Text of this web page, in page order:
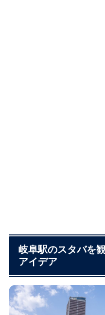
岐阜駅のスタバを
アイデア